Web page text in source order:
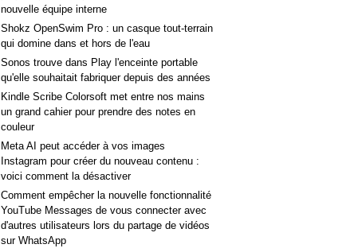
nouvelle équipe interne
Shokz OpenSwim Pro : un casque tout-terrain
qui domine dans et hors de l'eau
Sonos trouve dans Play l'enceinte portable
qu'elle souhaitait fabriquer depuis des années
Kindle Scribe Colorsoft met entre nos mains
un grand cahier pour prendre des notes en
couleur
Meta AI peut accéder à vos images
Instagram pour créer du nouveau contenu :
voici comment la désactiver
Comment empêcher la nouvelle fonctionnalité
YouTube Messages de vous connecter avec
d'autres utilisateurs lors du partage de vidéos
sur WhatsApp